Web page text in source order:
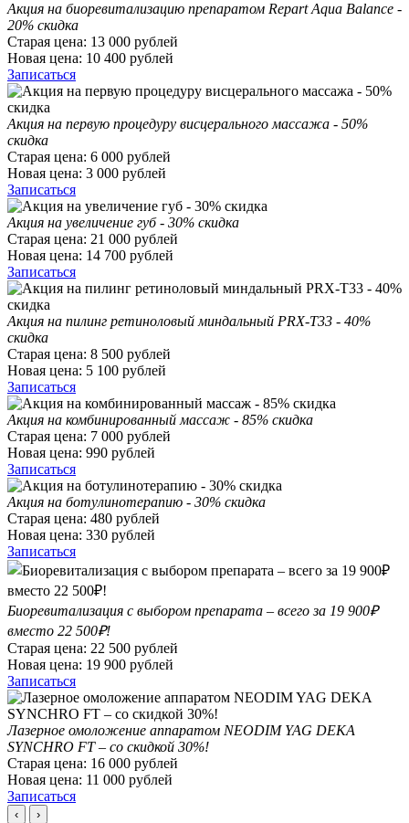
Акция на биоревитализацию препаратом Repart Aqua Balance -
20% скидка
Старая цена: 13 000 рублей
Новая цена: 10 400 рублей
Записаться
Акция на первую процедуру висцерального массажа - 50%
скидка
Старая цена: 6 000 рублей
Новая цена: 3 000 рублей
Записаться
Акция на увеличение губ - 30% скидка
Старая цена: 21 000 рублей
Новая цена: 14 700 рублей
Записаться
Акция на пилинг ретиноловый миндальный PRX-T33 - 40%
скидка
Старая цена: 8 500 рублей
Новая цена: 5 100 рублей
Записаться
Акция на комбинированный массаж - 85% скидка
Старая цена: 7 000 рублей
Новая цена: 990 рублей
Записаться
Акция на ботулинотерапию - 30% скидка
Старая цена: 480 рублей
Новая цена: 330 рублей
Записаться
Биоревитализация с выбором препарата – всего за 19 900₽
вместо 22 500₽!
Старая цена: 22 500 рублей
Новая цена: 19 900 рублей
Записаться
Лазерное омоложение аппаратом NEODIM YAG DEKA
SYNCHRO FT – со скидкой 30%!
Старая цена: 16 000 рублей
Новая цена: 11 000 рублей
Записаться
‹ ›